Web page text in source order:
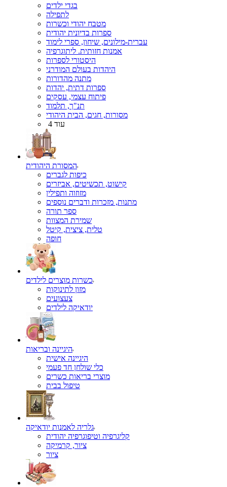
בגדי ילדים
לתפילה
מטבח יהודי וכשרות
ספרות בדיונית יהודית
עברית-מילונים, שיחון, ספרי לימוד
אמנות חזותית. ליתוגרפיה
היסטורי לספרות
היהדות בעולם המודרני
מתנה מהדורות
ספרות דתית, יהדות
פיתוח עצמי, עסקים
תנ"ך, תלמוד
מסורות, חגים, הבית היהודי
עוד 4
המסורת היהודית
כיפות לגברים
קישוט, תכשיטים, אביזרים
מזוזוה ותפילין
מתנות, מזכרות ודברים נוספים
ספר תורה
שמירת המצוות
טלית, ציצית, קיטל
כשרות מוצרים לילדים
מזון לתינוקות
צעצועים
יודאיקה לילדים
היגיינה ובריאות
היגיינה אישית
כלי שולחן חד פעמי
מוצרי בריאות כשרים
טיפול בבית
גלריה לאמנות יודאיקה
קליגרפיה וטיפוגרפיה יהודית
ציור, קרמיקה
ציור